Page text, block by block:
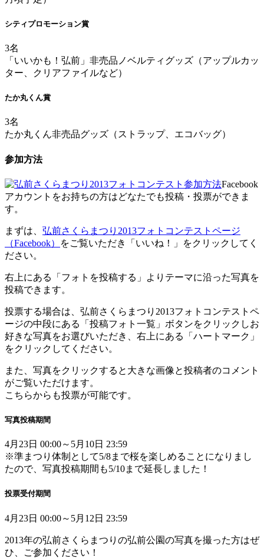
シティプロモーション賞
3名
「いいかも！弘前」非売品ノベルティグッズ（アップルカッ
ター、クリアファイルなど）
たか丸くん賞
3名
たか丸くん非売品グッズ（ストラップ、エコバッグ）
参加方法
Facebook
アカウントをお持ちの方はどなたでも投稿・投票ができま
す。
まずは、 弘前さくらまつり2013フォトコンテストページ
（Facebook）
をご覧いただき「いいね！」をクリックしてく
ださい。
右上にある「フォトを投稿する」よりテーマに沿った写真を
投稿できます。
投票する場合は、弘前さくらまつり2013フォトコンテストペ
ージの中段にある「投稿フォト一覧」ボタンをクリックしお
好きな写真をお選びいただき、右上にある「ハートマーク」
をクリックしてください。
また、写真をクリックすると大きな画像と投稿者のコメント
がご覧いただけます。
こちらからも投票が可能です。
写真投稿期間
4月23日 00:00～5月10日 23:59
※準まつり体制として5/8まで桜を楽しめることになりまし
たので、写真投稿期間も5/10まで延長しました！
投票受付期間
4月23日 00:00～5月12日 23:59
2013年の弘前さくらまつりの弘前公園の写真を撮った方はぜ
ひ、ご参加ください！